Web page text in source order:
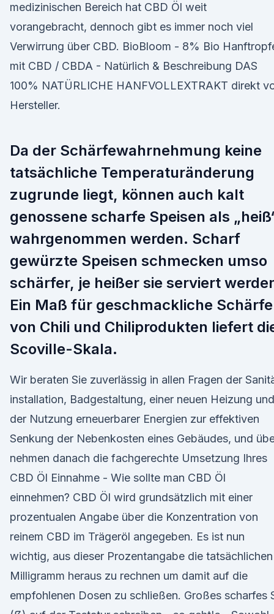
medizinischen Bereich hat CBD Öl weit
vorangebracht, dennoch gibt es immer noch viel
Verwirrung über CBD. BioBloom - 8% Bio
mit CBD / CBDA - Natürlich & Beschreibung DAS
100% NATÜRLICHE HANFVOLLEXTRAKT direkt
Hersteller.
Da der Schärfewahrnehmung keine
tatsächliche Temperaturänderung
zugrunde liegt, können auch kalt
genossene scharfe Speisen als
wahrgenommen werden. Scharf
gewürzte Speisen schmecken umso
schärfer, je heißer sie serviert
Ein Maß für geschmackliche Schärfe
von Chili und Chiliprodukten liefert
Scoville-Skala.
Wir beraten Sie zuverlässig in allen Fragen der
instal­lation, Bad­gestal­tung, einer neuen Heizung und
der Nut­zung erneuer­barer Ener­gien zur effek­tiven
Senkung der Neben­kosten eines Gebäudes, und
nehmen danach die fach­gerechte Umset­zung Ihres
CBD Öl Einnahme - Wie sollte man CBD Öl
einnehmen? CBD Öl wird grundsätzlich mit einer
prozentualen Angabe über die Konzentration von
reinem CBD im Trägeröl angegeben. Es ist nun
wichtig, aus dieser Prozentangabe die tatsächlichen
Milligramm heraus zu rechnen um damit auf die
empfohlenen Dosen zu schließen. Großes scharfes